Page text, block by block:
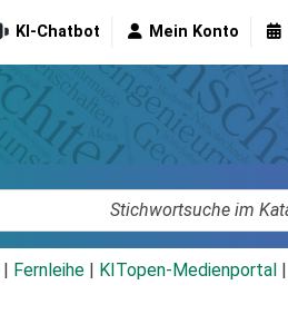
KI-Chatbot Mein Konto
Fernleihe KITopen-Medienportal